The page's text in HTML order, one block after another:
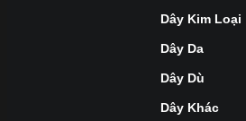
Dây Kim Loại
Dây Da
Dây Dù
Dây Khác